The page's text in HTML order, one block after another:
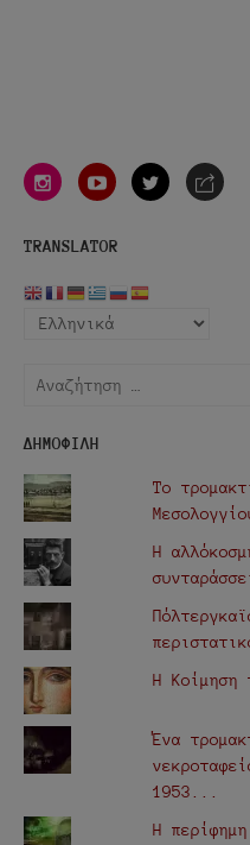
instagramyoutube twittere-
TRANSLATOR
Αναζήτηση
ΔΗΜΟΦΙΛΗ
Το
Η
Η Κοίμηση
Ένα
1953...
Η